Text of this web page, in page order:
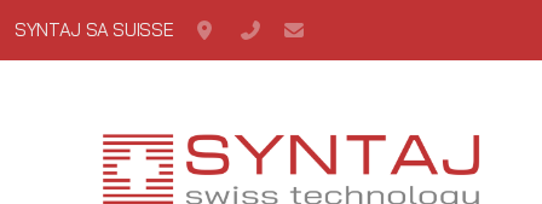
SYNTAJ SA SUISSE Case postale 56 1162 St-Prex
+41 21 806 15 33